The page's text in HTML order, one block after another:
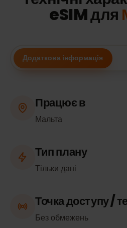
eSIM для
Додаткова інформація
Працює в
Мальта
Тип плану
Тільки дані
Точка доступу /
Без обмежень